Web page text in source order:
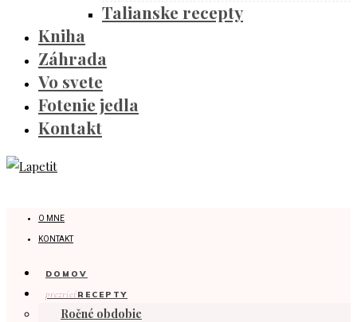
Talianske recepty
Kniha
Záhrada
Vo svete
Fotenie jedla
Kontakt
O MNE
KONTAKT
DOMOV
prezrieťRECEPTY
Ročné obdobie